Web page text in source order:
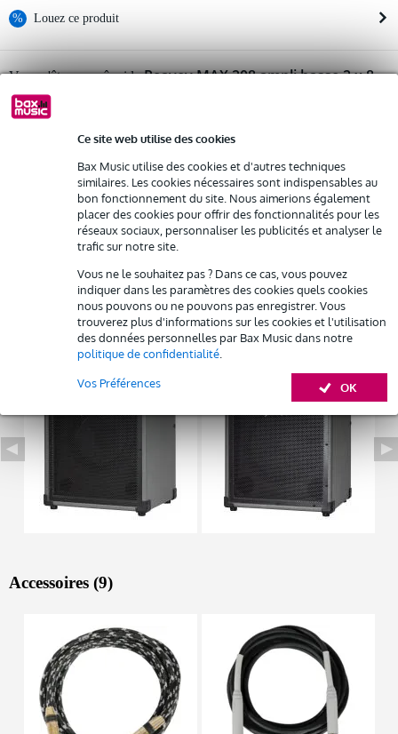
Ce site web utilise des cookies
Bax Music utilise des cookies et d'autres techniques
similaires. Les cookies nécessaires sont indispensables au
bon fonctionnement du site. Nous aimerions également
placer des cookies pour offrir des fonctionnalités pour les
réseaux sociaux, personnaliser les publicités et analyser le
trafic sur notre site.
Vous ne le souhaitez pas ? Dans ce cas, vous pouvez
indiquer dans les paramètres des cookies quels cookies
nous pouvons ou ne pouvons pas enregistrer. Vous
trouverez plus d'informations sur les cookies et l'utilisation
des données personnelles par Bax Music dans notre
politique de confidentialité
OK
Vos Préférences
% Louez ce produit
Louez ce produit à partir de 30 € par mois
2 500 €
Livraison à domicile
Résiliation possible du contrat après 4 mois
Remplacement rapide par Bax Music en cas de défectuosité
Louez ce produit
Vous n'êtes pas sûr si lePeavey MAX 208 ampli basse 2 x 8
pouces
Informations
ampli combo basse
modèle : Peavey MAX 208
Afficher toutes les caractéristiques du produit
Autres variantes (4)
Accessoires (9)